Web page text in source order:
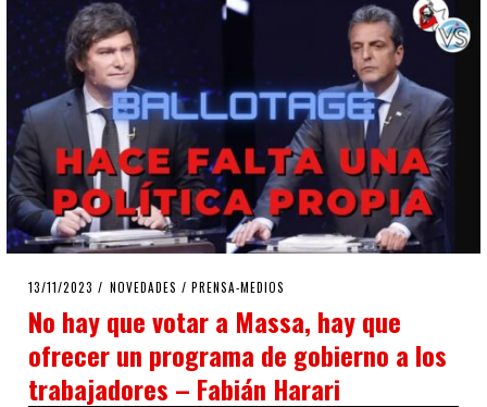
POSTED
13/11/2023 14/11/2023
NOVEDADES / PRENSA-MEDIOS
No hay que votar a Massa, hay que
ofrecer un programa de gobierno a los
trabajadores – Fabián Harari